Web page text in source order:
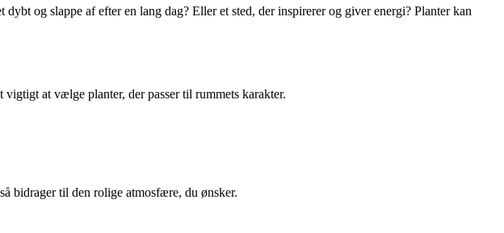
og slappe af efter en lang dag? Eller et sted, der inspirerer og giver energi? Planter kan
at vælge planter, der passer til rummets karakter.
bidrager til den rolige atmosfære, du ønsker.